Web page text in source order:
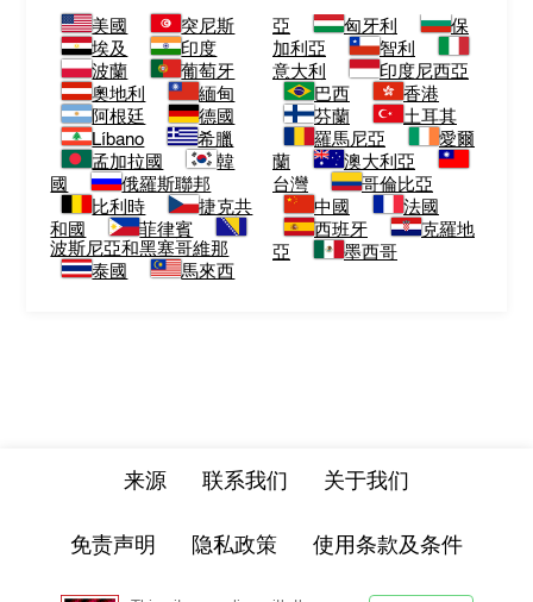
美國
突尼斯
埃及
印度
波蘭
葡萄牙
奧地利
緬甸
阿根廷
德國
Líbano
希臘
孟加拉國
韓
國
俄羅斯聯邦
比利時
捷克共
和國
菲律賓
波斯尼亞和黑塞哥維那
泰國
馬來西
亞 匈牙利
保
加利亞
智利
意大利
印度尼西亞
巴西
香港
芬蘭
土耳其
羅馬尼亞
愛爾
蘭
澳大利亞
台灣
哥倫比亞
中國
法國
西班牙
克羅地
亞
墨西哥
来源 联系我们 关于我们
免责声明 隐私政策 使用条款及条件